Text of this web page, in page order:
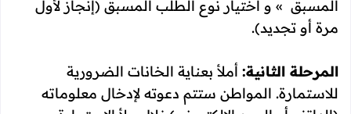
المسبق » و اختيار نوع الطلب المسبق (إنجاز لأول
مرة أو تجديد).
المرحلة الثانية: أملأ بعناية الخانات الضرورية
للاستمارة. المواطن ستتم دعوته لإدخال معلوماته